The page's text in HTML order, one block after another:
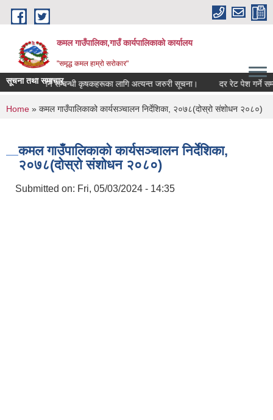
Skip to main content
कमल गाउँपालिका,गाउँ कार्यपालिकाको कार्यालय
"समृद्ध कमल हाम्रो सरोकार"
सूचना तथा समाचार
बाली बीमा गर्ने सम्बन्धी कृषकहरूका लागि अत्यन्त जरुरी सूचना। दर रेट पेश गर्ने
You are here
Home » कमल गाउँपालिकाको कार्यसञ्चालन निर्देशिका, २०७८(दोस्रो संशोधन २०८०)
कमल गाउँपालिकाको कार्यसञ्चालन निर्देशिका,
२०७८(दोस्रो संशोधन २०८०)
Submitted on: Fri, 05/03/2024 - 14:35